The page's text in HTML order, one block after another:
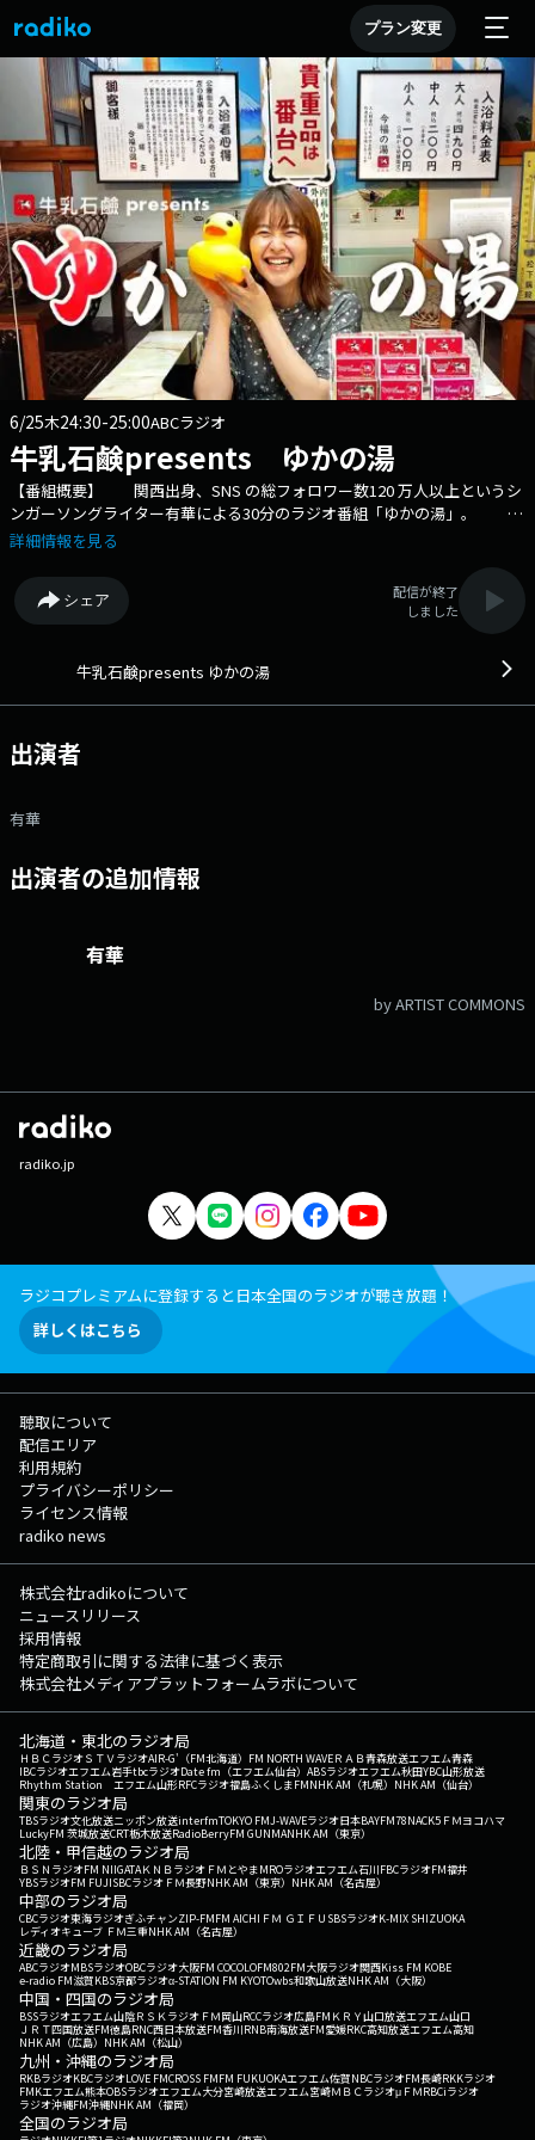
プラン変更
6/25木24:30-25:00ABCラジオ
牛乳石鹸presents ゆかの湯
【番組概要】 関西出身、SNS の総フォロワー数120 万人以上というシ
ンガーソングライター有華による30分のラジオ番組「ゆかの湯」。 く
たくたに疲れた一日の終わりに、声と歌とハッピーなキャラクターの“番
カウント：@abc_yukanoyu Ｘハッシュタグ： #牛乳石鹸ゆかの
湯 メールアドレス：yukanoyu@abc1008.com
詳細情報を見る
シェア
配信が終了
しました
牛乳石鹸presents ゆかの湯
出演者
有華
出演者の追加情報
有華
by ARTIST COMMONS
radiko.jp
ラジコプレミアムに登録すると日本全国のラジオが聴き放題！
詳しくはこちら
聴取について
配信エリア
利用規約
プライバシーポリシー
ライセンス情報
radiko news
株式会社radikoについて
ニュースリリース
採用情報
特定商取引に関する法律に基づく表示
株式会社メディアプラットフォームラボについて
北海道・東北のラジオ局
ＨＢＣラジオＳＴＶラジオAIR-G'（FM北海道） FM NORTH WAVEＲＡＢ青森放送エフエム青森
IBCラジオエフエム岩手tbcラジオDate fm（エフエム仙台） ABSラジオエフエム秋田YBC山形放送
Rhythm Station エフエム山形RFCラジオ福島ふくしまFMNHK AM（札幌） NHK AM（仙台）
関東のラジオ局
TBSラジオ文化放送ニッポン放送interfmTOKYO FMJ-WAVEラジオ日本BAYFM78NACK5 ＦＭヨコハマ
LuckyFM 茨城放送CRT栃木放送RadioBerryFM GUNMANHK AM（東京）
北陸・甲信越のラジオ局
ＢＳＮラジオFM NIIGATAＫＮＢラジオ ＦＭとやまMROラジオエフエム石川FBCラジオFM福井
YBSラジオFM FUJISBCラジオ ＦＭ長野NHK AM（東京） NHK AM（名古屋）
中部のラジオ局
CBCラジオ東海ラジオぎふチャンZIP-FMFM AICHI ＦＭ ＧＩＦＵ SBSラジオK-MIX SHIZUOKA
レディオキューブ ＦＭ三重NHK AM（名古屋）
近畿のラジオ局
ABCラジオMBSラジオOBCラジオ大阪FM COCOLOFM802FM大阪ラジオ関西Kiss FM KOBE
e-radio FM滋賀KBS京都ラジオα-STATION FM KYOTOwbs和歌山放送NHK AM（大阪）
中国・四国のラジオ局
BSSラジオエフエム山陰ＲＳＫラジオ ＦＭ岡山RCCラジオ広島FM ＫＲＹ山口放送エフエム山口
ＪＲＴ四国放送FM徳島RNC西日本放送FM香川RNB南海放送FM愛媛RKC高知放送エフエム高知
NHK AM（広島） NHK AM（松山）
九州・沖縄のラジオ局
RKBラジオKBCラジオLOVE FMCROSS FMFM FUKUOKAエフエム佐賀NBCラジオFM長崎RKKラジオ
FMKエフエム熊本OBSラジオエフエム大分宮崎放送エフエム宮崎ＭＢＣラジオμＦＭRBCiラジオ
ラジオ沖縄FM沖縄NHK AM（福岡）
全国のラジオ局